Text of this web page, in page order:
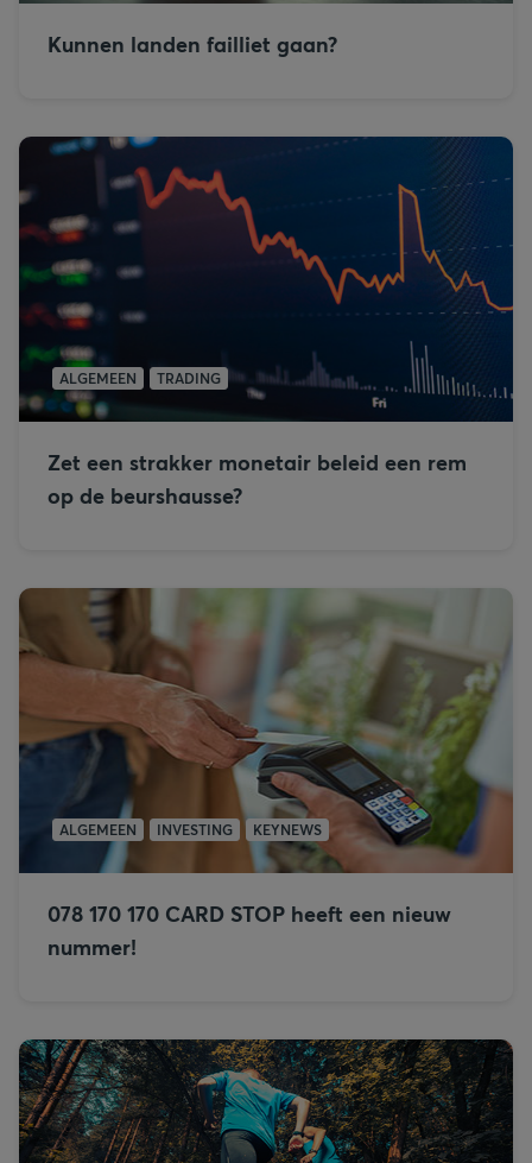
Kunnen landen failliet gaan?
ALGEMEEN TRADING
Zet een strakker monetair beleid een rem
op de beurshausse?
ALGEMEEN INVESTING KEYNEWS
078 170 170 CARD STOP heeft een nieuw
nummer!